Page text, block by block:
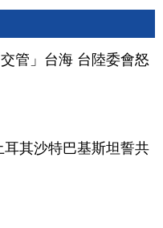
管」台海 台陸委會怒
耳其沙特巴基斯坦誓共